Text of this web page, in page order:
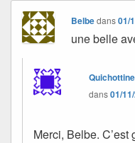
Belbedans01/
une belle
Quichottine
dans01/
Merci, Belbe. C’est